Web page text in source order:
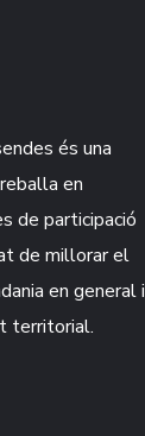
és una
en
de participació
de millorar el
en general i
territorial.